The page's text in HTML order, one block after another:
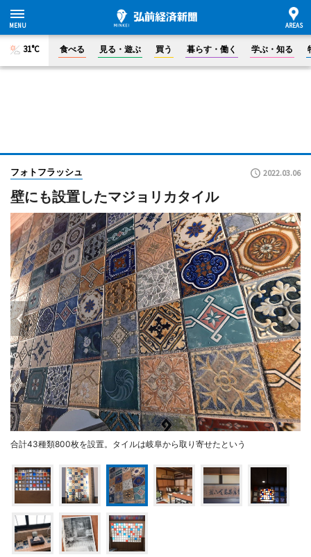
31°C 食べる 見る・遊ぶ 買う 暮らす・働く 学ぶ・知る
フォトフラッシュ 2022.03.06
壁にも設置したマジョリカタイル
合計43種類800枚を設置。タイルは岐阜から取り寄せたという